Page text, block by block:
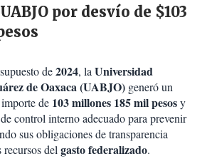
por desvío de $103
de2024, laUniversidad
de Oaxaca (UABJO) generó un
de 103 millones 185 mil pesosy
control interno adecuado para prevenir
sus obligaciones de transparencia
recursos delgasto federalizado.